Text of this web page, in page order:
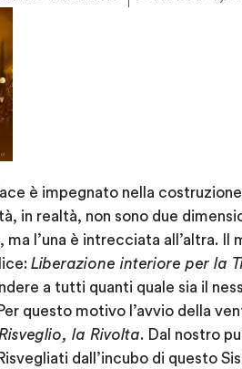
è impegnato nella
in realtà, non sono due
l’una è intrecciata all’altra.
Liberazione interiore per la
a tutti quanti quale sia il
questo motivo l’avvio della
la Rivolta. Dal nostro
dall’incubo di questo